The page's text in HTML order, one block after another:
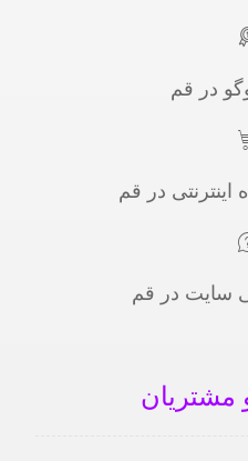
در قم
در قم
سایت در قم
مشتریان